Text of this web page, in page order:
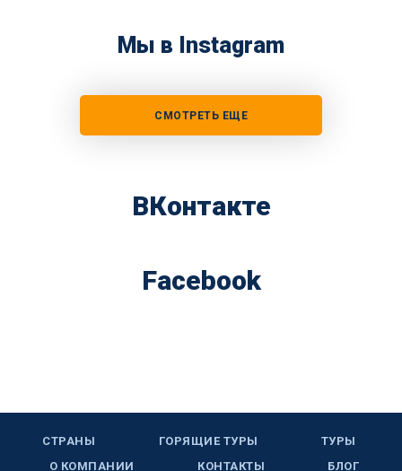
Мы в Instagram
СМОТРЕТЬ ЕЩЕ
ВКонтакте
Facebook
СТРАНЫ ГОРЯЩИЕ ТУРЫ
ТУРЫ
О КОМПАНИИ
КОНТАКТЫ БЛОГ